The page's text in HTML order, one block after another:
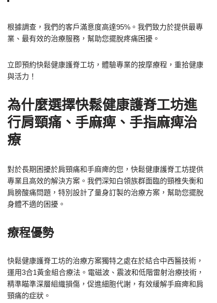
根據調查，我們的客戶滿意度高達95%。我們致力於提供最專
業、最有效的治療服務，幫助您擺脫疼痛困擾。
立即預約快鬆健康護脊工坊，體驗專業的按摩療程，重拾健康
與活力！
為什麼選擇快鬆健康護脊工坊進
行肩頸痛、手麻痺、手指麻痺治
療
對於長期困擾於肩頸痛和手麻痺的您，快鬆健康護脊工坊提供
專業且高效的解決方案。我們深知白領族群面臨的頸椎失衡和
肩膀酸痛問題，特別設計了量身訂製的治療方案，幫助您擺脫
身體不適的困擾。
療程優勢
快鬆健康護脊工坊的治療方案獨特之處在於結合中西醫技術，
運用3合1黃金組合療法。電磁波、震波和低階雷射治療技術，
精準瞄準深層組織損傷，促進細胞代謝，有效緩解手麻痺和肩
頸痛的症狀。